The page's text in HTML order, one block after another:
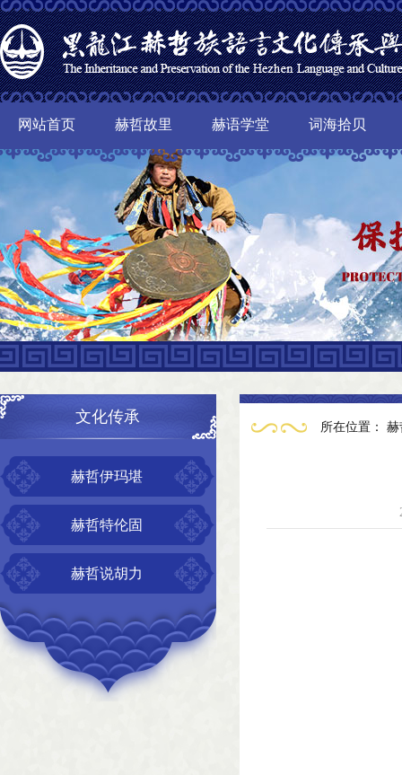
网站首页 赫哲故里 赫语学堂 词海拾贝
文化传承
赫哲伊玛堪
赫哲特伦固
赫哲说胡力
所在位置： 赫